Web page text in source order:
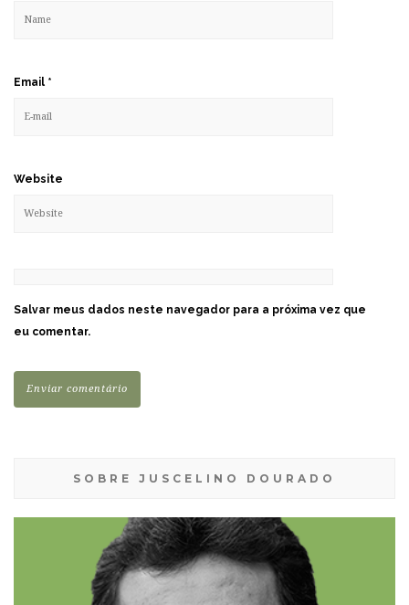
Email *
Website
Salvar meus dados neste navegador para a próxima vez que
eu comentar.
SOBRE JUSCELINO DOURADO